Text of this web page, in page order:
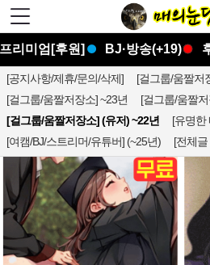
프리미엄[후원] BJ·방송(+19)
[공지사항/제휴/문의/삭제]
[걸그룹/움짤저
[걸그룹/움짤저장소] ~23년
[걸그룹/움짤
[걸그룹/움짤저장소] (유저) ~22년
[유명한
[여캠/BJ/스트리머/유튜버] (~25년)
[전체